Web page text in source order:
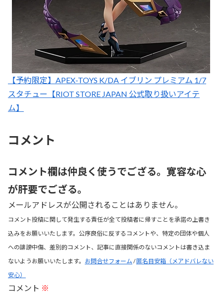
【予約限定】APEX-TOYS K/DA イブリン プレミアム 1/7
スタチュー【RIOT STORE JAPAN 公式取り扱いアイテ
ム】
コメント
コメント欄は仲良く使うでござる。寛容な心
が肝要でござる。
メールアドレスが公開されることはありません。
コメント投稿に関して発生する責任が全て投稿者に帰すことを承諾の上書き
込みをお願いいたします。公序良俗に反するコメントや、特定の団体や個人
への誹謗中傷、差別的コメント、記事に直接関係のないコメントは書き込ま
ないようお願いいたします。 お問合せフォーム /匿名目安箱（メアドバレない
安心）
コメント ※